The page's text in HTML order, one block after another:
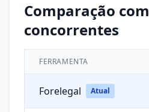
Comparação com
concorrentes
FERRAMENTA
Forelegal Atual